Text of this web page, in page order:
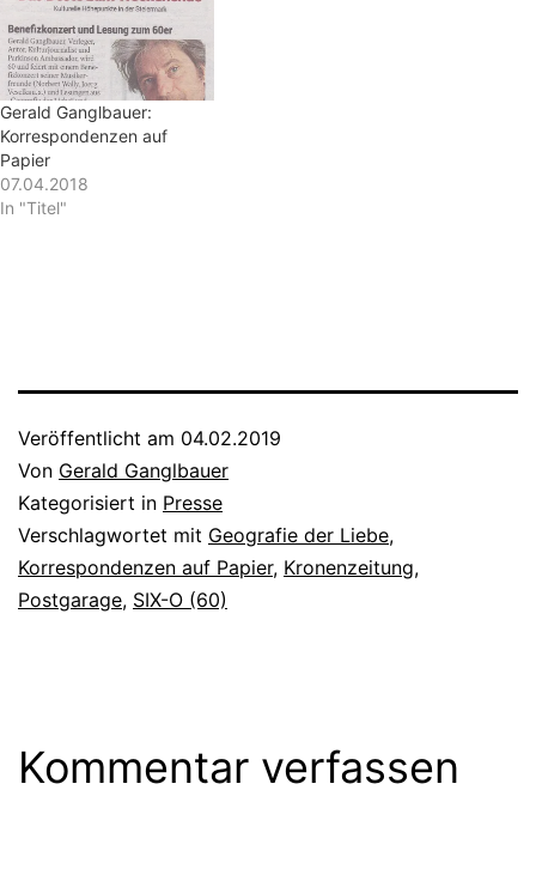
Gerald Ganglbauer:
Korrespondenzen auf
Papier
07.04.2018
In "Titel"
Veröffentlicht am 04.02.2019
Von Gerald Ganglbauer
Kategorisiert in Presse
Verschlagwortet mit Geografie der Liebe,
Korrespondenzen auf Papier, Kronenzeitung,
Postgarage, SIX-O (60)
Kommentar verfassen